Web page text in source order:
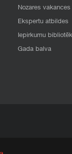
Nozares vakances
Ekspertu atbildes
Iepirkumu
Gada balva